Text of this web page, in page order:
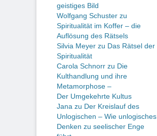
geistiges Bild
Wolfgang Schuster zu
Spiritualität im Koffer – die
Auflösung des Rätsels
Silvia Meyer zu Das Rätsel der
Spiritualität
Carola Schnorr zu Die
Kulthandlung und ihre
Metamorphose –
Der Umgekehrte Kultus
Jana zu Der Kreislauf des
Unlogischen – Wie unlogisches
Denken zu seelischer Enge